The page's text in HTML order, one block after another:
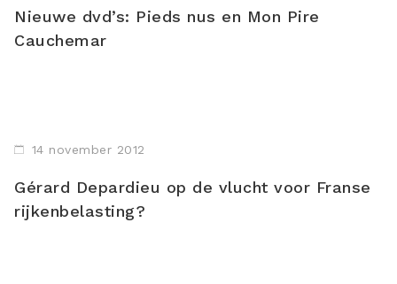
Nieuwe dvd’s: Pieds nus en Mon Pire
Cauchemar
14 november 2012
Gérard Depardieu op de vlucht voor Franse
rijkenbelasting?